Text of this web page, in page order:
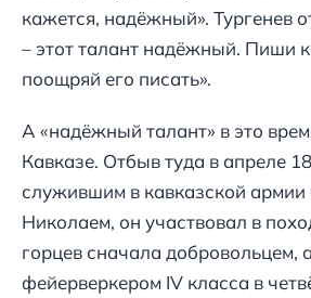
кажется, надёжный». Тургенев
– этот талант надёжный. Пиши
поощряй его писать».
А «надёжный талант» в это
Кавказе. Отбыв туда в апреле
служившим в кавказской армии
Николаем, он участвовал в
горцев сначала добровольцем,
фейерверкером IV класса в